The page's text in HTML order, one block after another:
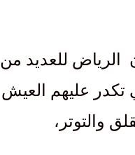
للعديد من
تكدر عليهم العيش
والتوتر،